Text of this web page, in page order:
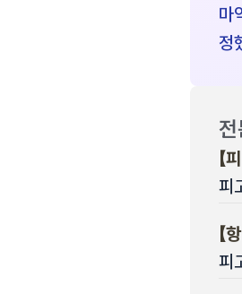
마
정
【
피
【
피